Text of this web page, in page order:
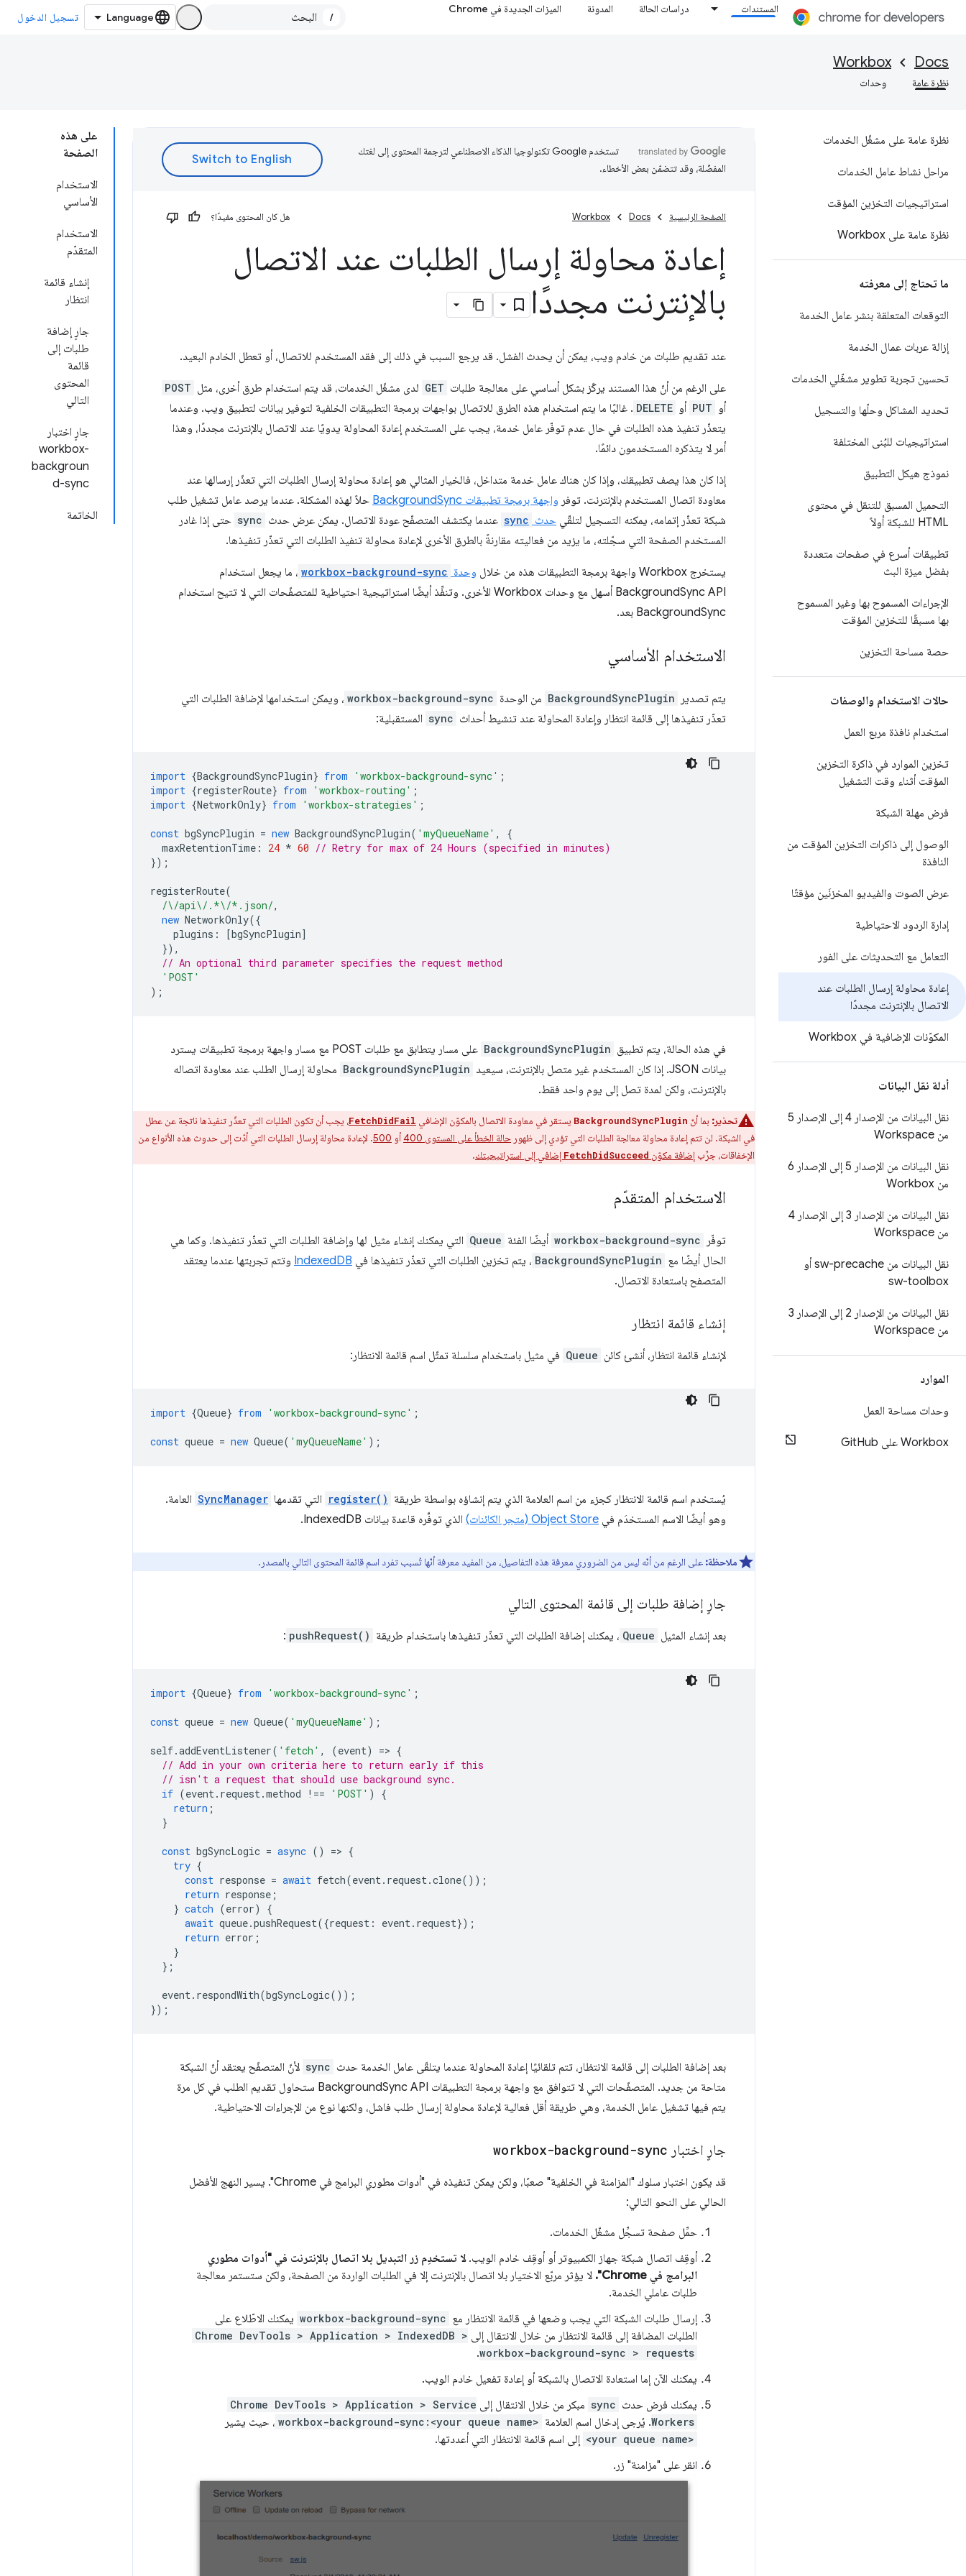
المستندات دراسات الحالة المدونة الميزات الجديدة في Chrome
/ تسجيل الدخول
Docs
Workbox
نظرة عامة وحدات
نظرة عامة على مشغّل الخدمات
مراحل نشاط عامل الخدمات
استراتيجيات التخزين المؤقت
نظرة عامة على Workbox
ما تحتاج إلى معرفته
التوقعات المتعلقة بنشر عامل الخدمة
إزالة عربات عمال الخدمة
تحسين تجربة تطوير مشغّلي الخدمات
تحديد المشاكل وحلّها والتسجيل
استراتيجيات للبُنى المختلفة
نموذج هيكل التطبيق
التحميل المسبق للتنقل في محتوى
HTML للشبكة أولاً
تطبيقات أسرع في صفحات متعددة
بفضل ميزة البث
الإجراءات المسموح بها وغير المسموح
بها مسبقًا للتخزين المؤقت
حصة مساحة التخزين
حالات الاستخدام والوصفات
استخدام نافذة مربع العمل
تخزين الموارد في ذاكرة التخزين
المؤقت أثناء وقت التشغيل
فرض مهلة الشبكة
الوصول إلى ذاكرات التخزين المؤقت من
النافذة
عرض الصوت والفيديو المخزنَين مؤقتًا
إدارة الردود الاحتياطية
التعامل مع التحديثات على الفور
إعادة محاولة إرسال الطلبات عند
الاتصال بالإنترنت مجددًا
المكوّنات الإضافية في Workbox
أدلة نقل البيانات
نقل البيانات من الإصدار 4 إلى الإصدار 5
من Workspace
نقل البيانات من الإصدار 5 إلى الإصدار 6
من Workbox
نقل البيانات من الإصدار 3 إلى الإصدار 4
من Workspace
نقل البيانات من sw-precache أو
sw-toolbox
نقل البيانات من الإصدار 2 إلى الإصدار 3
من Workspace
الموارد
وحدات مساحة العمل
Workbox على Git Hub
على هذه
الصفحة
الاستخدام
الأساسي
الاستخدام
المتقدّم
إنشاء قائمة
انتظار
جارٍ إضافة
طلبات إلى
قائمة
المحتوى
التالي
جارٍ اختبار
workbox-
backgroun
d-sync
الخاتمة
تستخدم Google تكنولوجيا الذكاء الاصطناعي لترجمة المحتوى إلى لغتك
المفضّلة، وقد تتضمّن بعض الأخطاء.
الصفحة الرئيسية Docs
Workbox هل كان المحتوى مفيدًا؟
إعادة محاولة إرسال الطلبات عند الاتصال
بالإنترنت مجددًا
عند تقديم طلبات من خادم ويب، يمكن أن يحدث الفشل. قد يرجع السبب في ذلك إلى فقد المستخدم للاتصال، أو تعطل الخادم البعيد.
على الرغم من أنّ هذا المستند يركّز بشكل أساسي على معالجة طلبات GET لدى مشغّل الخدمات، قد يتم استخدام طرق أخرى، مثل POST
أو PUT أو DELETE . غالبًا ما يتم استخدام هذه الطرق للاتصال بواجهات برمجة التطبيقات الخلفية لتوفير بيانات لتطبيق ويب. وعندما
يتعذّر تنفيذ هذه الطلبات في حال عدم توفّر عامل خدمة، يجب على المستخدم إعادة المحاولة يدويًا عند الاتصال بالإنترنت مجددًا، وهذا
أمر لا يتذكره المستخدمون دائمًا.
إذا كان هذا يصف تطبيقك، وإذا كان هناك عامل خدمة متداخل، فالخيار المثالي هو إعادة محاولة إرسال الطلبات التي تعذّر إرسالها عند
معاودة اتصال المستخدم بالإنترنت. توفر واجهة برمجة تطبيقات BackgroundSync
حلاً لهذه المشكلة. عندما يرصد عامل تشغيل طلب
شبكة تعذّر إتمامه، يمكنه التسجيل لتلقّي حدث sync عندما يكتشف المتصفّح عودة الاتصال. يمكن عرض حدث sync حتى إذا غادر
المستخدم الصفحة التي سجّلته، ما يزيد من فعاليته مقارنةً بالطرق الأخرى لإعادة محاولة تنفيذ الطلبات التي تعذّر تنفيذها.
يستخرج Workbox واجهة برمجة التطبيقات هذه من خلال وحدة workbox-background-sync ، ما يجعل استخدام
BackgroundSync API أسهل مع وحدات Workbox الأخرى. وتنفِّذ أيضًا استراتيجية احتياطية للمتصفّحات التي لا تتيح استخدام
BackgroundSync بعد.
الاستخدام الأساسي
يتم تصدير BackgroundSyncPlugin من الوحدة workbox-background-sync ، ويمكن استخدامها لإضافة الطلبات التي
تعذّر تنفيذها إلى قائمة انتظار وإعادة المحاولة عند تنشيط أحداث sync المستقبلية:
import {BackgroundSyncPlugin} from 'workbox-background-sync' ;
import {registerRoute} from 'workbox-routing' ;
import {NetworkOnly} from 'workbox-strategies' ;
const bgSyncPlugin = new BackgroundSyncPlugin( 'myQueueName' ,
{
maxRetentionTime : 24 * 60 // Retry for max of 24 Hours (specified in minutes)
});
registerRoute(
/\/api\/.*\/*.json/,
new NetworkOnly({
plugins : [bgSyncPlugin]
}),
// An optional third parameter specifies the request method
'POST'
);
في هذه الحالة، يتم تطبيق BackgroundSyncPlugin
على مسار يتطابق مع طلبات POST مع مسار واجهة برمجة تطبيقات يسترد
بيانات JSON. إذا كان المستخدم غير متصل بالإنترنت، سيعيد
BackgroundSyncPlugin محاولة إرسال الطلب عند معاودة اتصاله
بالإنترنت، ولكن لمدة تصل إلى يوم واحد فقط.
تحذير: بما أنّ BackgroundSyncPlugin يستقر في معاودة الاتصال بالمكوّن الإضافي FetchDidFail، يجب أن تكون الطلبات التي تعذّر تنفيذها ناتجة عن عطل
في الشبكة. لن تتم إعادة محاولة معالجة الطلبات التي تؤدي إلى ظهور حالة الخطأ على المستوى 400 أو 500. لإعادة محاولة إرسال الطلبات التي أدّت إلى حدوث هذه الأنواع من
الإخفاقات، جرِّب إضافة مكوّن FetchDidSucceed إضافي إلى استراتيجيتك.
الاستخدام المتقدّم
توفّر workbox-background-sync أيضًا الفئة Queue التي يمكنك إنشاء مثيل لها وإضافة الطلبات التي تعذّر تنفيذها. وكما هي
الحال أيضًا مع BackgroundSyncPlugin ، يتم تخزين الطلبات التي تعذّر تنفيذها في IndexedDB وتتم تجربتها عندما يعتقد
المتصفح باستعادة الاتصال.
إنشاء قائمة انتظار
لإنشاء قائمة انتظار، أنشئ كائن Queue في مثيل باستخدام سلسلة تمثّل اسم قائمة الانتظار:
import {Queue} from 'workbox-background-sync' ;
const queue = new Queue( 'myQueueName' );
يُستخدم اسم قائمة الانتظار كجزء من اسم العلامة الذي يتم إنشاؤه بواسطة طريقة register() التي تقدمها SyncManager العامة.
وهو أيضًا الاسم المستخدَم في Object Store (متجر الكائنات) الذي توفِّره قاعدة بيانات IndexedDB.
ملاحظة: على الرغم من أنّه ليس من الضروري معرفة هذه التفاصيل، من المفيد معرفة أنّها تُسبب تفرد اسم قائمة المحتوى التالي بالمصدر.
جارٍ إضافة طلبات إلى قائمة المحتوى التالي
بعد إنشاء المثيل Queue ، يمكنك إضافة الطلبات التي تعذّر تنفيذها باستخدام طريقة pushRequest()
:
import {Queue} from 'workbox-background-sync' ;
const queue = new Queue( 'myQueueName' );
self.addEventListener( 'fetch' , (event) => {
// Add in your own criteria here to return early if this
// isn't a request that should use background sync.
if (event. request.method !== 'POST' )
{
return ;
}
const bgSyncLogic = async () => {
try {
const response = await fetch(event. request.clone());
return response ;
} catch (error)
{
await queue.pushRequest({request : event. request});
return error ;
}
};
event. respondWith(bgSyncLogic());
});
بعد إضافة الطلبات إلى قائمة الانتظار، تتم تلقائيًا إعادة المحاولة عندما يتلقّى عامل الخدمة حدث sync لأنّ المتصفّح يعتقد أنّ الشبكة
متاحة من جديد. المتصفّحات التي لا تتوافق مع واجهة برمجة التطبيقات BackgroundSync API ستحاول تقديم الطلب في كل مرة
يتم فيها تشغيل عامل الخدمة، وهي طريقة أقل فعالية لإعادة محاولة إرسال طلب فاشل، ولكنها نوع من الإجراءات الاحتياطية.
جارٍ اختبار workbox-background-sync
قد يكون اختبار سلوك "المزامنة في الخلفية" صعبًا، ولكن يمكن تنفيذه في "أدوات مطوري البرامج في Chrome". يسير النهج الأفضل
الحالي على النحو التالي:
حمِّل صفحة تسجِّل مشغّل الخدمات.
أوقِف اتصال شبكة جهاز الكمبيوتر أو أوقِف خادم الويب.لا تستخدِم زر التبديل بلا اتصال بالإنترنت في "أدوات مطوري
البرامج في Chrome".
لا يؤثر مربّع الاختيار بلا اتصال بالإنترنت إلا في الطلبات الواردة من الصفحة، ولكن ستستمر معالجة
طلبات عاملي الخدمة.
إرسال طلبات الشبكة التي يجب وضعها في قائمة الانتظار مع workbox-background-sync يمكنك الاطّلاع على
الطلبات المضافة إلى قائمة الانتظار من خلال الانتقال إلى Chrome DevTools > Application > IndexedDB >
workbox-background-sync > requests
.
يمكنك الآن إما استعادة الاتصال بالشبكة أو إعادة تفعيل خادم الويب.
يمكنك فرض حدث sync مبكر من خلال الانتقال إلى Chrome DevTools > Application > Service
Workers. يُرجى إدخال اسم العلامة workbox-background-sync:<your queue name> ، حيث يشير
<your queue name> إلى اسم قائمة الانتظار التي أعددتها.
انقر على "مزامنة" زر.